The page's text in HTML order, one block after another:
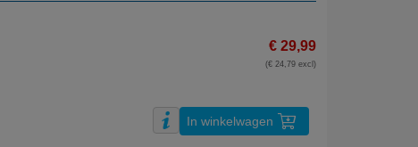
€ 29,99
(€ 24,79 excl)
In winkelwagen